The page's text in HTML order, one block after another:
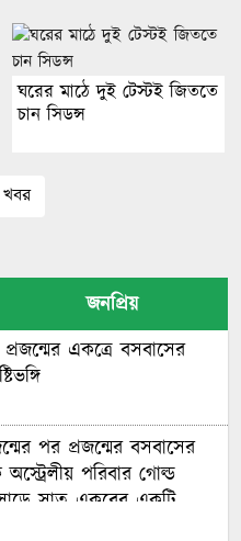
ঘরের মাঠে দুই টেস্টই জিততে
চান সিডন্স
জনপ্রিয়
একত্রে বসবাসের
পর প্রজন্মের বসবাসের
পরিবার গোল্ড
সাত একরের একটি